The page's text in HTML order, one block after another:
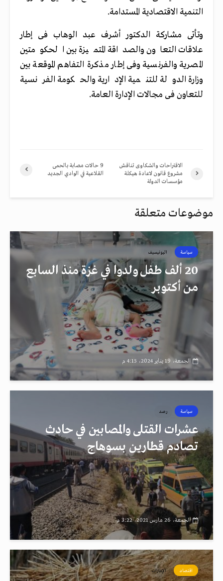
التنمية الاقتصادية المستدامة.
وتأتى مشاركة الدكتور أشرف عبد الوهاب فى إطار
علاقات التعاون والصداقة المتميزة بين الحكومتين
المصرية والفرنسية وفى إطار مذكرة التفاهم الموقعة بين
وزارة الدولة للتنمية الإدارية والحكومة الفرنسية
للتعاون فى مجالات الإدارة العامة.
9 حالات مصابة بالحمى
القلاعية في الوادي الجديد
الاقتراحات والشكاوى تناقش
مشروع قانون لاعادة هيكلة
مؤسسات الدولة
موضوعات متعلقة
سياسة اليونيسيف
20 ألف طفل ولدوا في غزة منذ السابع
من أكتوبر
الجمعة، 19 يناير 2024، 4:15 م
سياسة رصد
عشرات القتلى والمصابين في حادث
تصادم قطارين بسوهاج
الجمعة، 26 مارس 2021، 3:22 م
اقتصاد الإمارات